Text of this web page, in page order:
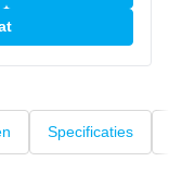
Specificaties